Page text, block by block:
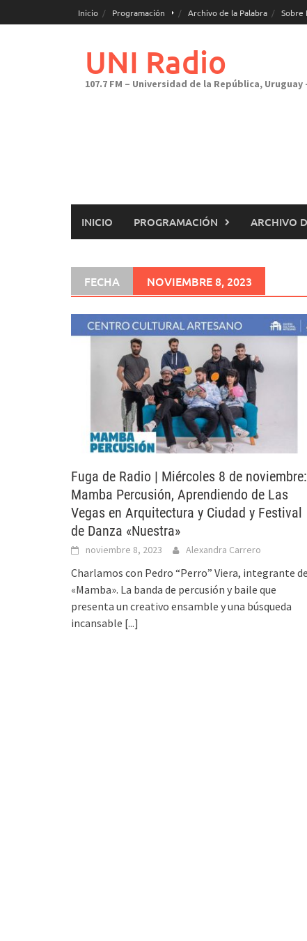
al
Inicio Programación Archivo de la Palabra Sobre
UNI Radio
107.7 FM – Universidad de la República,
INICIO PROGRAMACIÓN ARCHIVO
FECHA NOVIEMBRE 8, 2023
Fuga de Radio | Miércoles 8 de noviembre:
Mamba Percusión, Aprendiendo de Las
Vegas en Arquitectura y Ciudad y Festival
de Danza «Nuestra»
noviembre 8, 2023 Alexandra Carrero
Charlamos con Pedro “Perro” Viera, integrante de
«Mamba». La banda de percusión y baile que
presenta un creativo ensamble y una búsqueda
incansable [...]